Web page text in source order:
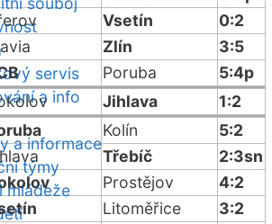
servis
a info
a informace
týmy
mládeže
Vsetín
0:2
Zlín
3:5
Poruba
5:4p
Jihlava
1:2
Kolín
5:2
Třebíč
2:3sn
Prostějov
4:2
Litoměřice
3:2